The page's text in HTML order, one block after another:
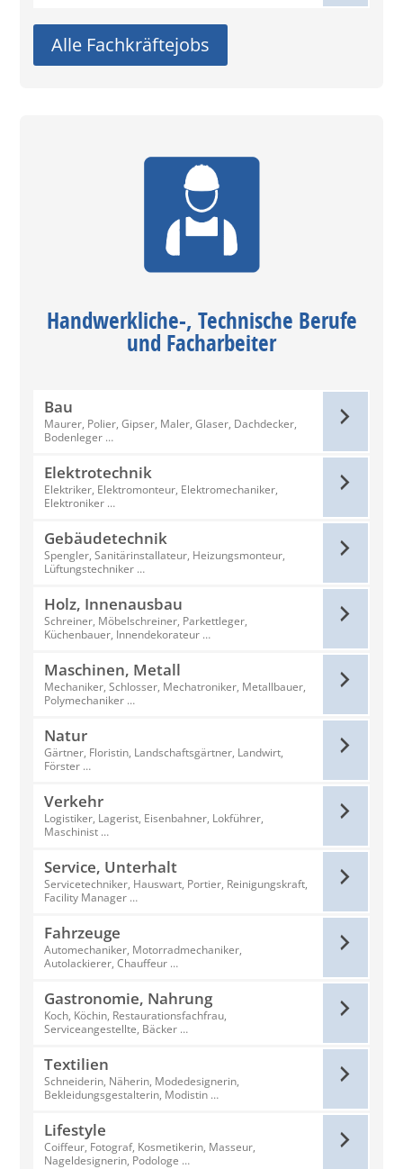
Alle Fachkräftejobs
Handwerkliche-, Technische Berufe
und Facharbeiter
Bau
Maurer, Polier, Gipser, Maler, Glaser, Dachdecker,
Bodenleger …
Elektrotechnik
Elektriker, Elektromonteur, Elektromechaniker,
Elektroniker …
Gebäudetechnik
Spengler, Sanitärinstallateur, Heizungsmonteur,
Lüftungstechniker …
Holz, Innenausbau
Schreiner, Möbelschreiner, Parkettleger,
Küchenbauer, Innendekorateur …
Maschinen, Metall
Mechaniker, Schlosser, Mechatroniker, Metallbauer,
Polymechaniker …
Natur
Gärtner, Floristin, Landschaftsgärtner, Landwirt,
Förster …
Verkehr
Logistiker, Lagerist, Eisenbahner, Lokführer,
Maschinist …
Service, Unterhalt
Servicetechniker, Hauswart, Portier, Reinigungskraft,
Facility Manager …
Fahrzeuge
Automechaniker, Motorradmechaniker,
Autolackierer, Chauffeur …
Gastronomie, Nahrung
Koch, Köchin, Restaurationsfachfrau,
Serviceangestellte, Bäcker …
Textilien
Schneiderin, Näherin, Modedesignerin,
Bekleidungsgestalterin, Modistin …
Lifestyle
Coiffeur, Fotograf, Kosmetikerin, Masseur,
Nageldesignerin, Podologe …